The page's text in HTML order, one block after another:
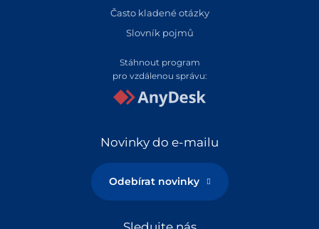
Často kladené otázky
Slovník pojmů
Stáhnout program
pro vzdálenou správu:
Novinky do e-mailu
Odebírat novinky